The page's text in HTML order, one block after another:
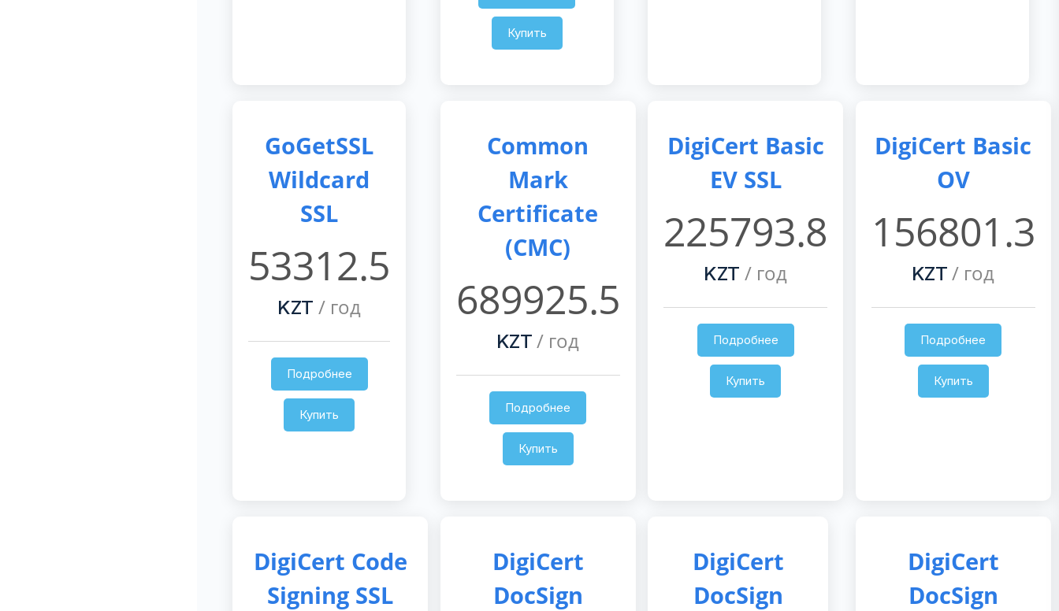
Купить
GoGetSSL
Wildcard
SSL
53312.5
KZT / год
Подробнее
Купить
Common
Mark
Certificate
(CMC)
689925.5
KZT / год
Подробнее
Купить
DigiCert Basic
EV SSL
225793.8
KZT / год
Подробнее
Купить
DigiCert Basic
OV
156801.3
KZT / год
Подробнее
Купить
DigiCert Code
Signing SSL
DigiCert
DocSign
DigiCert
DocSign
DigiCert
DocSign